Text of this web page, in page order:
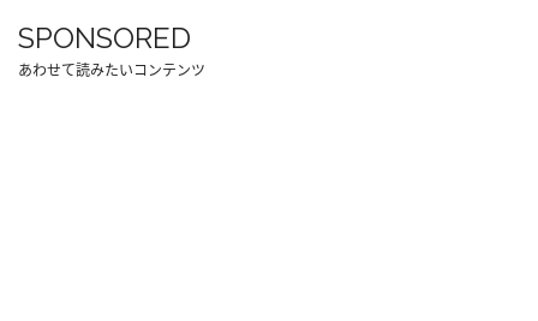
SPONSORED
あわせて読みたいコンテンツ